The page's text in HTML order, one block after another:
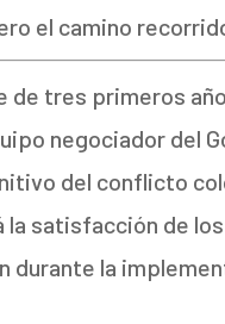
el camino
de tres primeros
negociador del
del conflicto
satisfacción de
durante la